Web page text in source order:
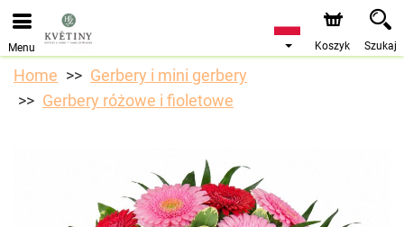
Przyjmujemy zamówienia za pośrednictwem naszego
sklepu internetowego. Najbliższy możliwy termin dostawy
to 10.08.2026 z powodu urlopu.
Menu Koszyk Szukaj
Home
Gerbery i mini gerbery
Gerbery różowe i fioletowe